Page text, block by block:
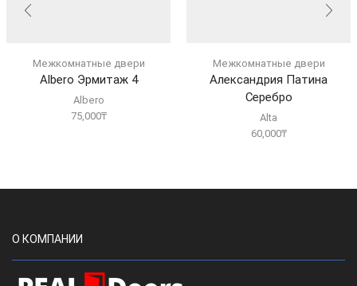
Межкомнатные двери
Albero Эрмитаж 4
Albero
75,000₸
Межкомнатные двери
Александрия Патина
Серебро
Alta
60,000₸
О КОМПАНИИ